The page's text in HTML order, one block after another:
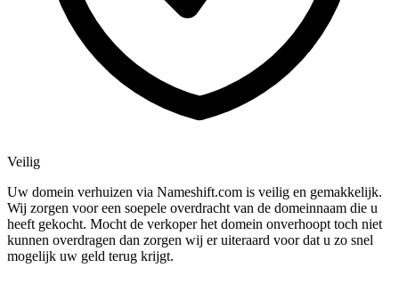
Veilig
Uw domein verhuizen via Nameshift.com is veilig en gemakkelijk.
Wij zorgen voor een soepele overdracht van de domeinnaam die u
heeft gekocht. Mocht de verkoper het domein onverhoopt toch niet
kunnen overdragen dan zorgen wij er uiteraard voor dat u zo snel
mogelijk uw geld terug krijgt.